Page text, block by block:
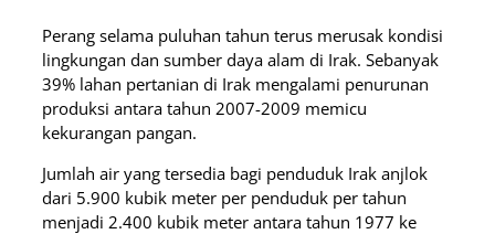
Perang selama puluhan tahun terus merusak kondisi
lingkungan dan sumber daya alam di Irak. Sebanyak
39% lahan pertanian di Irak mengalami penurunan
produksi antara tahun 2007-2009 memicu
kekurangan pangan.
Jumlah air yang tersedia bagi penduduk Irak anjlok
dari 5.900 kubik meter per penduduk per tahun
menjadi 2.400 kubik meter antara tahun 1977 ke